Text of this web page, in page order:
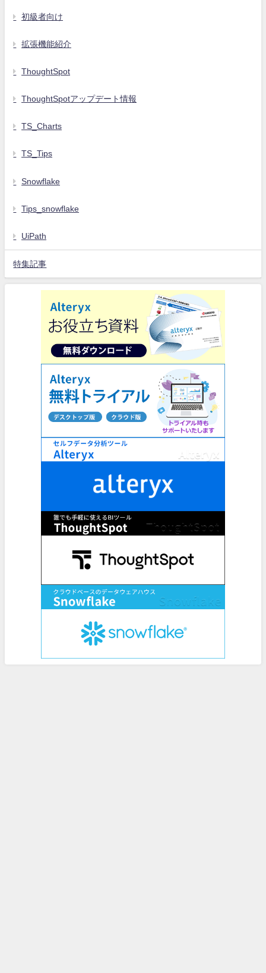
初級者向け
拡張機能紹介
ThoughtSpot
ThoughtSpotアップデート情報
TS_Charts
TS_Tips
Snowflake
Tips_snowflake
UiPath
特集記事